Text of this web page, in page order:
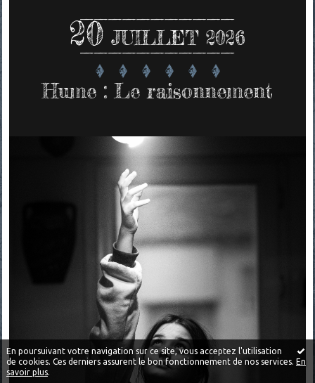
En poursuivant votre navigation sur ce site, vous acceptez l'utilisation
de cookies. Ces derniers assurent le bon fonctionnement de nos services. En
savoir plus.
20 JUILLET 2026
Hume : Le raisonnement